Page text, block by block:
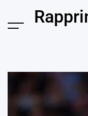
content